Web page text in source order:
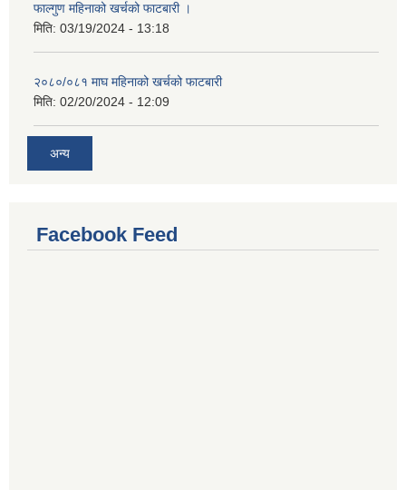
फाल्गुण महिनाको खर्चको फाटबारी ।
मिति: 03/19/2024 - 13:18
२०८०/०८१ माघ महिनाको खर्चको फाटबारी
मिति: 02/20/2024 - 12:09
अन्य
Facebook Feed